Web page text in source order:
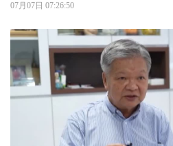
07月07日 07:26:50